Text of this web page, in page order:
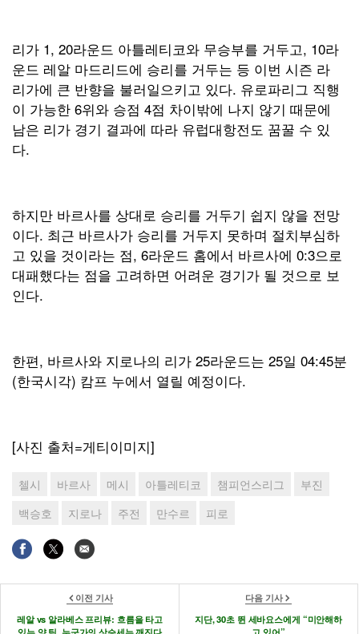
리가 1, 20라운드 아틀레티코와 무승부를 거두고, 10라
운드 레알 마드리드에 승리를 거두는 등 이번 시즌 라
리가에 큰 반향을 불러일으키고 있다. 유로파리그 직행
이 가능한 6위와 승점 4점 차이밖에 나지 않기 때문에
남은 리가 경기 결과에 따라 유럽대항전도 꿈꿀 수 있
다.
하지만 바르사를 상대로 승리를 거두기 쉽지 않을 전망
이다. 최근 바르사가 승리를 거두지 못하며 절치부심하
고 있을 것이라는 점, 6라운드 홈에서 바르사에 0:3으로
대패했다는 점을 고려하면 어려운 경기가 될 것으로 보
인다.
한편, 바르사와 지로나의 리가 25라운드는 25일 04:45분
(한국시각) 캄프 누에서 열릴 예정이다.
[사진 출처=게티이미지]
첼시 바르사 메시 아틀레티코 챔피언스리그
부진
백승호
지로나 주전 만수르 피로
이전 기사
레알 vs 알라베스 프리뷰: 흐름을 타고
다음 기사
지단, 30초 뛴 세바요스에게 “미안해하